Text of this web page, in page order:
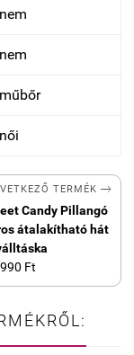
nem
nem
műbőr
női
TERMÉK 
Candy Pillangó
átalakítható hát
Ft